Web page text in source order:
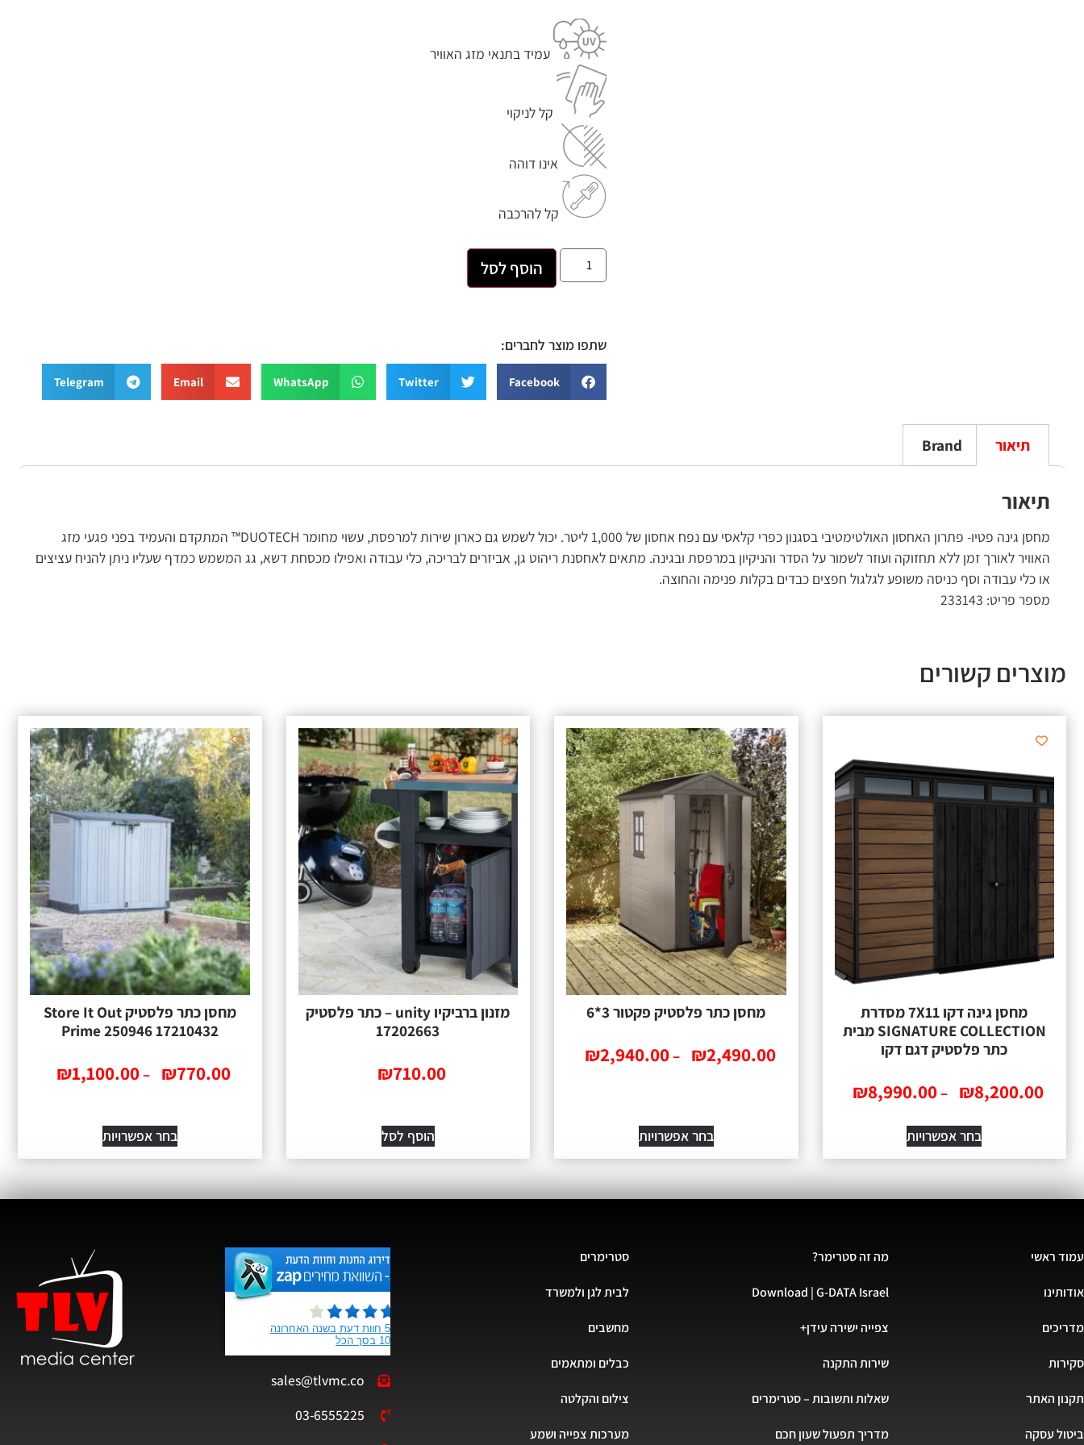
עמיד בתנאי מזג האוויר
קל לניקוי
אינו דוהה
קל להרכבה
הוסף לסל
שתפו מוצר לחברים:
Facebook
Twitter
WhatsApp
Email
Telegram
תיאור Brand
תיאור
מחסן גינה פטיו- פתרון האחסון האולטימטיבי בסגנון כפרי קלאסי עם נפח אחסון של 1,000 ליטר. יכול לשמש גם כארון שירות למרפסת, עשוי מחומר DUOTECH™ המתקדם והעמיד בפני פגעי מזג
האוויר לאורך זמן ללא תחזוקה ועוזר לשמור על הסדר והניקיון במרפסת ובגינה. מתאים לאחסנת ריהוט גן, אביזרים לבריכה, כלי עבודה ואפילו מכסחת דשא, גג המשמש כמדף שעליו ניתן להניח עציצים
או כלי עבודה וסף כניסה משופע לגלגול חפצים כבדים בקלות פנימה והחוצה.
מספר פריט: 233143
מוצרים קשורים
מחסן גינה דקו 7X11 מסדרת
SIGNATURE COLLECTION מבית
כתר פלסטיק דגם דקו
₪8,200.00
–
₪8,990.00
בחר אפשרויות
מחסן ‏כתר פלסטיק פקטור 3*6
₪2,490.00
–
₪2,940.00
בחר אפשרויות
מזנון ברביקיו unity – כתר פלסטיק
17202663
₪710.00
הוסף לסל
‏מחסן ‏כתר פלסטיק Store It Out
Prime 250946 17210432
₪770.00
–
₪1,100.00
בחר אפשרויות
עמוד ראשי
אודותינו
מדריכים
סקירות
תקנון האתר
ביטול עסקה
מה זה סטרימר?
Download | G-DATA Israel
צפייה ישירה עידן+
שירות התקנה
שאלות ותשובות – סטרימרים
מדריך תפעול שעון חכם
סטרימרים
לבית לגן ולמשרד
מחשבים
כבלים ומתאמים
צילום והקלטה
מערכות צפייה ושמע
sales@tlvmc.co
03-6555225